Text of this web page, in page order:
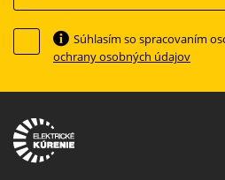
Súhlasím so spracovaním
ochrany osobných údajov